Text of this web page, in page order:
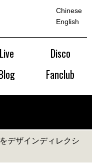
Live
Disco
Fanclub
Chinese
English
デザインディレクシ